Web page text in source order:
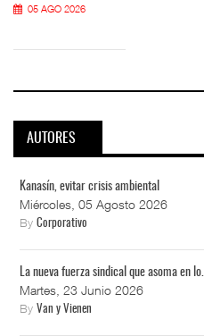
05 AGO 2026
AUTORES
Kanasín, evitar crisis ambiental
Miércoles, 05 Agosto 2026
By Corporativo
La nueva fuerza sindical que asoma en lo...
Martes, 23 Junio 2026
By Van y Vienen